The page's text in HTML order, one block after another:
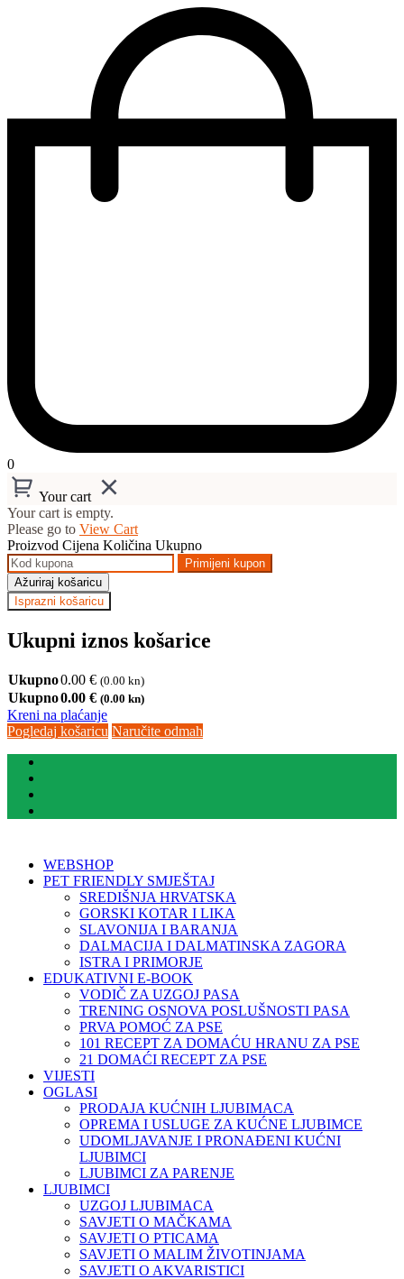
0
Your cart
Your cart is empty.
Please go to View Cart
Proizvod Cijena Količina Ukupno
Primijeni kupon
Ažuriraj košaricu
Isprazni košaricu
Ukupni iznos košarice
Ukupno0.00 € (0.00 kn)
Ukupno0.00 € (0.00 kn)
Kreni na plaćanje
Pogledaj košaricu Naručite odmah
WEBSHOP
PET FRIENDLY SMJEŠTAJ
SREDIŠNJA HRVATSKA
GORSKI KOTAR I LIKA
SLAVONIJA I BARANJA
DALMACIJA I DALMATINSKA ZAGORA
ISTRA I PRIMORJE
EDUKATIVNI E-BOOK
VODIČ ZA UZGOJ PASA
TRENING OSNOVA POSLUŠNOSTI PASA
PRVA POMOĆ ZA PSE
101 RECEPT ZA DOMAĆU HRANU ZA PSE
21 DOMAĆI RECEPT ZA PSE
VIJESTI
OGLASI
PRODAJA KUĆNIH LJUBIMACA
OPREMA I USLUGE ZA KUĆNE LJUBIMCE
UDOMLJAVANJE I PRONAĐENI KUĆNI
LJUBIMCI
LJUBIMCI ZA PARENJE
LJUBIMCI
UZGOJ LJUBIMACA
SAVJETI O MAČKAMA
SAVJETI O PTICAMA
SAVJETI O MALIM ŽIVOTINJAMA
SAVJETI O AKVARISTICI